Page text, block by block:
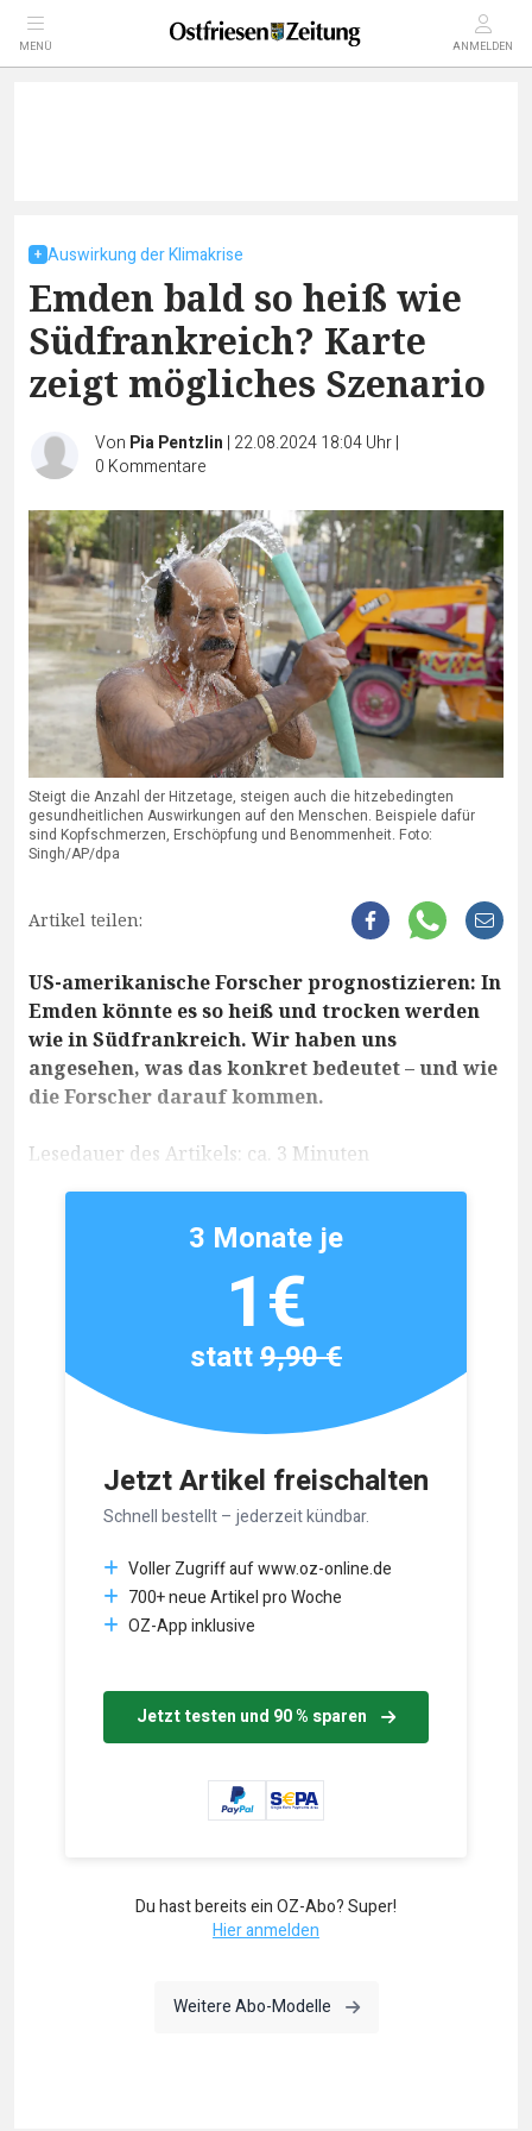
MENÜ ANMELDEN
Auswirkung der Klimakrise
Emden bald so heiß wie
Südfrankreich? Karte
zeigt mögliches Szenario
Von Pia Pentzlin | 22.08.2024 18:04 Uhr|
0 Kommentare
Steigt die Anzahl der Hitzetage, steigen auch die hitzebedingten
gesundheitlichen Auswirkungen auf den Menschen. Beispiele dafür
sind Kopfschmerzen, Erschöpfung und Benommenheit. Foto:
Singh/AP/dpa
Artikel teilen:
US-amerikanische Forscher prognostizieren: In
Emden könnte es so heiß und trocken werden
wie in Südfrankreich. Wir haben uns
angesehen, was das konkret bedeutet – und wie
die Forscher darauf kommen.
Lesedauer des Artikels: ca. 3 Minuten
Jetzt Artikel freischalten
Schnell bestellt – jederzeit kündbar.
Voller Zugriff auf www.oz-online.de
700+ neue Artikel pro Woche
OZ-App inklusive
Jetzt testen und 90 % sparen
3 Monate je
1€
statt9,90 €
Du hast bereits ein OZ-Abo? Super!
Hier anmelden
Weitere Abo-Modelle